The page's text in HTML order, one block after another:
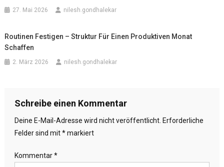
27. Mai 2026 nilesh.gondhalekar
Routinen Festigen – Struktur Für Einen Produktiven Monat
Schaffen
2. März 2026 nilesh.gondhalekar
Schreibe einen Kommentar
Deine E-Mail-Adresse wird nicht veröffentlicht. Erforderliche
Felder sind mit*markiert
Kommentar*